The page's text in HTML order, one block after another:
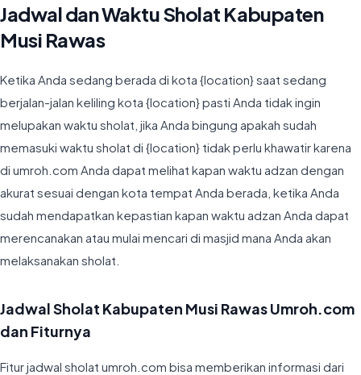
Jadwal dan Waktu Sholat Kabupaten
Musi Rawas
Ketika Anda sedang berada di kota {location} saat sedang
berjalan-jalan keliling kota {location} pasti Anda tidak ingin
melupakan waktu sholat, jika Anda bingung apakah sudah
memasuki waktu sholat di {location} tidak perlu khawatir karena
di umroh.com Anda dapat melihat kapan waktu adzan dengan
akurat sesuai dengan kota tempat Anda berada, ketika Anda
sudah mendapatkan kepastian kapan waktu adzan Anda dapat
merencanakan atau mulai mencari di masjid mana Anda akan
melaksanakan sholat.
Jadwal Sholat Kabupaten Musi Rawas Umroh.com
dan Fiturnya
Fitur jadwal sholat umroh.com bisa memberikan informasi dari